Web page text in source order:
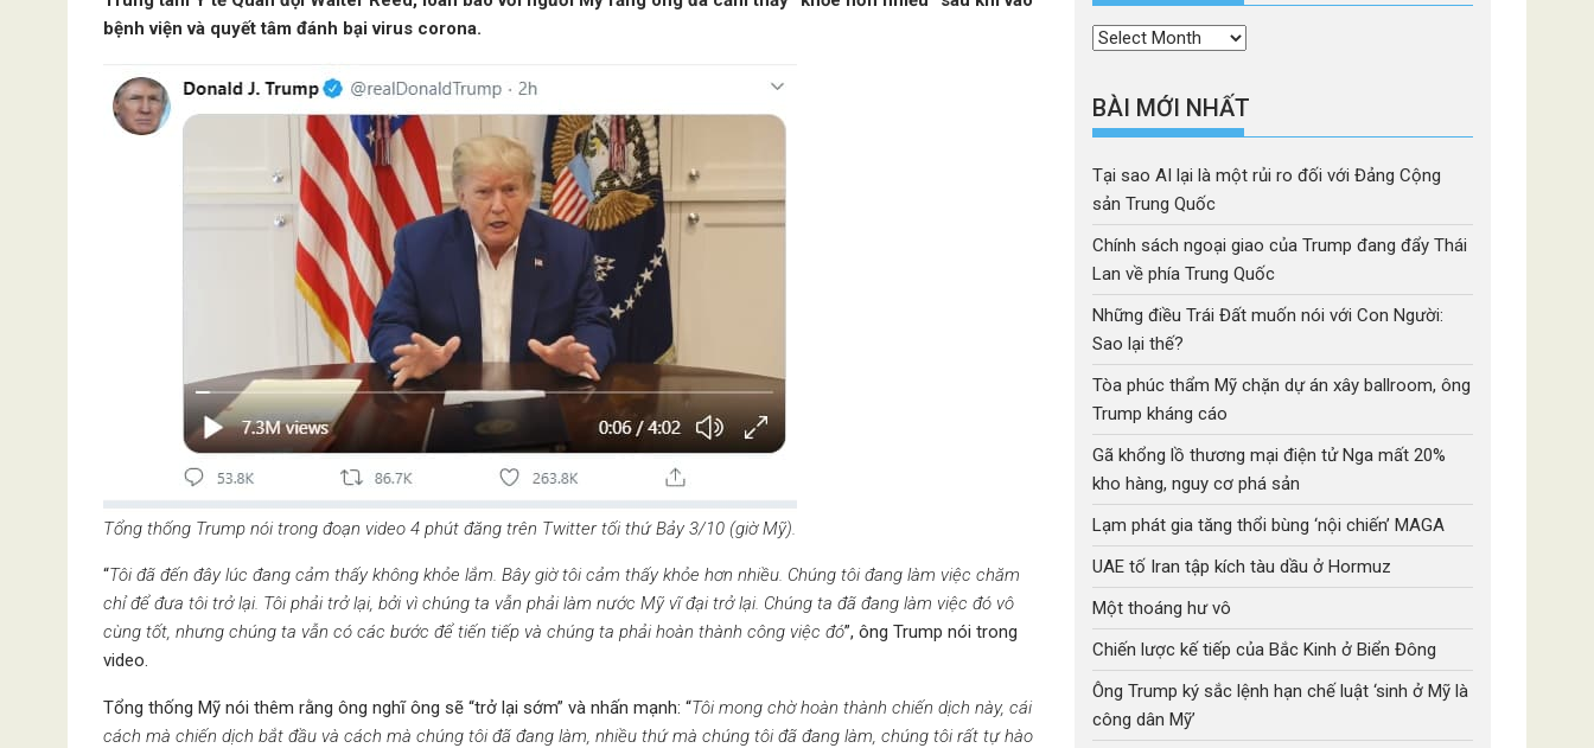
bệnh viện và quyết tâm đánh bại virus corona.
Tổng thống Trump nói trong đoạn video 4 phút đăng trên Twitter tối thứ Bảy 3/10 (giờ Mỹ).
“Tôi đã đến đây lúc đang cảm thấy không khỏe lắm. Bây giờ tôi cảm thấy khỏe hơn nhiều. Chúng tôi đang làm việc chăm
chỉ để đưa tôi trở lại. Tôi phải trở lại, bởi vì chúng ta vẫn phải làm nước Mỹ vĩ đại trở lại. Chúng ta đã đang làm việc đó vô
cùng tốt, nhưng chúng ta vẫn có các bước để tiến tiếp và chúng ta phải hoàn thành công việc đó”, ông Trump nói trong
video.
Tổng thống Mỹ nói thêm rằng ông nghĩ ông sẽ “trở lại sớm” và nhấn mạnh: “Tôi mong chờ hoàn thành chiến dịch này, cái
cách mà chiến dịch bắt đầu và cách mà chúng tôi đã đang làm, nhiều thứ mà chúng tôi đã đang làm, chúng tôi rất tự hào
Thời
BÀI MỚI NHẤT
Tại sao AI lại là một rủi ro đối với Đảng Cộng
sản Trung Quốc
Chính sách ngoại giao của Trump đang đẩy Thái
Lan về phía Trung Quốc
Những điều Trái Đất muốn nói với Con Người:
Sao lại thế?
Tòa phúc thẩm Mỹ chặn dự án xây ballroom, ông
Trump kháng cáo
Gã khổng lồ thương mại điện tử Nga mất 20%
kho hàng, nguy cơ phá sản
Lạm phát gia tăng thổi bùng ‘nội chiến’ MAGA
UAE tố Iran tập kích tàu dầu ở Hormuz
Một thoáng hư vô
Chiến lược kế tiếp của Bắc Kinh ở Biển Đông
Ông Trump ký sắc lệnh hạn chế luật ‘sinh ở Mỹ là
công dân Mỹ’